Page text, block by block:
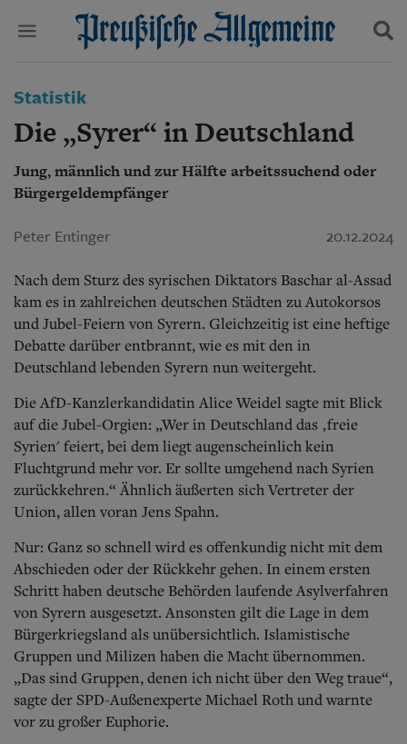
Start
Aktuelle Ausgabe
Abonnenten-Login
Abonnent werden
Abo Prämien
Archiv
Mediadaten
Wirtschaft
Gesellschaft
Berlin-Brandenburg
Schlesien
Danzig und Westpreußen
Bücher
Kontakt
Impressum
Datenschutz
Suchen und finden
Statistik
Die „Syrer“ in Deutschland
Jung, männlich und zur Hälfte arbeitssuchend oder
Bürgergeldempfänger
Peter Entinger 20.12.2024
Nach dem Sturz des syrischen Diktators Baschar al-Assad
kam es in zahlreichen deutschen Städten zu Autokorsos
und Jubel-Feiern von Syrern. Gleichzeitig ist eine heftige
Debatte darüber entbrannt, wie es mit den in
Deutschland lebenden Syrern nun weitergeht.
Die AfD-Kanzlerkandidatin Alice Weidel sagte mit Blick
auf die Jubel-Orgien: „Wer in Deutschland das ‚freie
Syrien' feiert, bei dem liegt augenscheinlich kein
Fluchtgrund mehr vor. Er sollte umgehend nach Syrien
zurückkehren.“ Ähnlich äußerten sich Vertreter der
Union, allen voran Jens Spahn.
Nur: Ganz so schnell wird es offenkundig nicht mit dem
Abschieden oder der Rückkehr gehen. In einem ersten
Schritt haben deutsche Behörden laufende Asylverfahren
von Syrern ausgesetzt. Ansonsten gilt die Lage in dem
Bürgerkriegsland als unübersichtlich. Islamistische
Gruppen und Milizen haben die Macht übernommen.
„Das sind Gruppen, denen ich nicht über den Weg traue“,
sagte der SPD-Außenexperte Michael Roth und warnte
vor zu großer Euphorie.